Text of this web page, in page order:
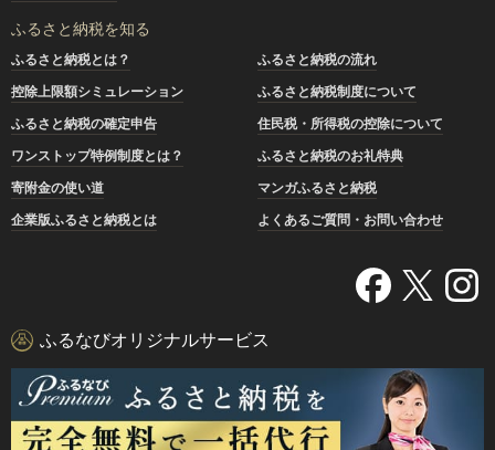
ふるさと納税を知る
ふるさと納税とは？
ふるさと納税の流れ
控除上限額シミュレーション
ふるさと納税制度について
ふるさと納税の確定申告
住民税・所得税の控除について
ワンストップ特例制度とは？
ふるさと納税のお礼特典
寄附金の使い道
マンガふるさと納税
企業版ふるさと納税とは
よくあるご質問・お問い合わせ
ふるなびオリジナルサービス